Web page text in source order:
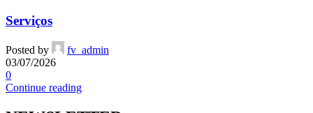
Serviços
Posted by
fv_admin
03/07/2026
0
Continue reading